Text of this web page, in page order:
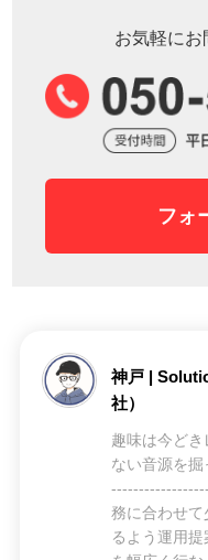
お気軽にお
フォ
神戸 |
社）
趣味は今ど
ない音源を
務に合わせて
るよう運用